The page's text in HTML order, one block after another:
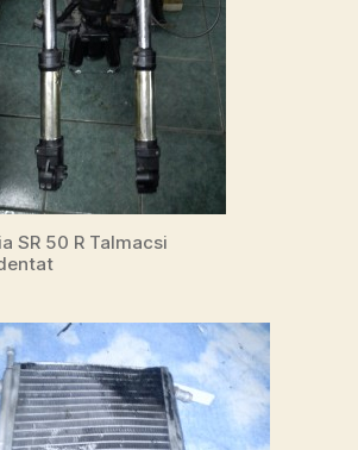
SR 50 R Talmacsi